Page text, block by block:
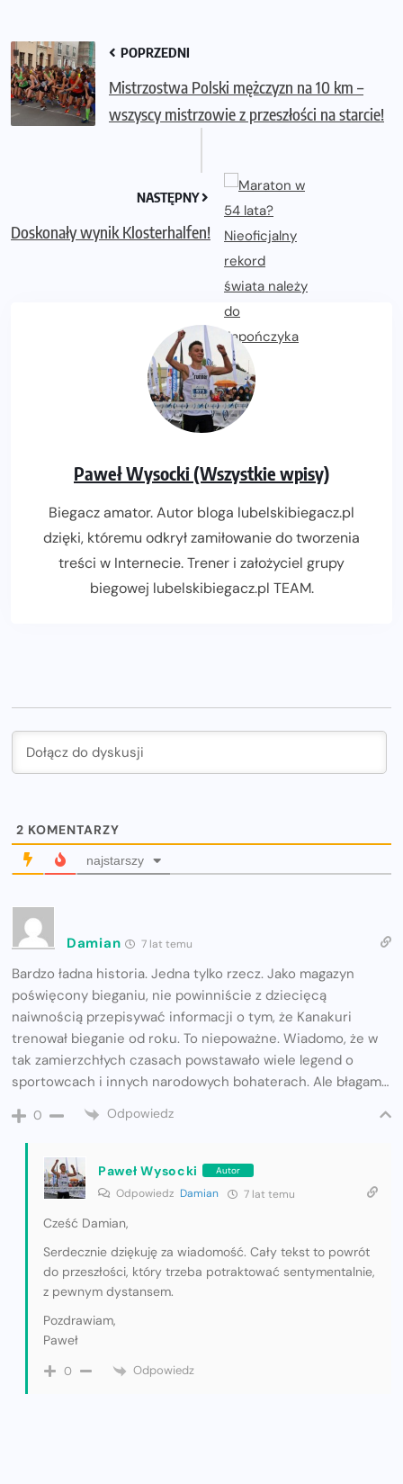
POPRZEDNI
Mistrzostwa Polski mężczyzn na 10 km –
wszyscy mistrzowie z przeszłości na starcie!
NASTĘPNY
Doskonały wynik Klosterhalfen!
Paweł Wysocki (Wszystkie wpisy)
Biegacz amator. Autor bloga lubelskibiegacz.pl
dzięki, któremu odkrył zamiłowanie do tworzenia
treści w Internecie. Trener i założyciel grupy
biegowej lubelskibiegacz.pl TEAM.
2 KOMENTARZY
najstarszy
Damian 7 lat temu
Bardzo ładna historia. Jedna tylko rzecz. Jako magazyn
poświęcony bieganiu, nie powinniście z dziecięcą
naiwnością przepisywać informacji o tym, że Kanakuri
trenował bieganie od roku. To niepoważne. Wiadomo, że w
tak zamierzchłych czasach powstawało wiele legend o
sportowcach i innych narodowych bohaterach. Ale błagam…
0 Odpowiedz
Paweł Wysocki Autor
Odpowiedz Damian 7 lat temu
Cześć Damian,
Serdecznie dziękuję za wiadomość. Cały tekst to powrót
do przeszłości, który trzeba potraktować sentymentalnie,
z pewnym dystansem.
Pozdrawiam,
Paweł
0 Odpowiedz